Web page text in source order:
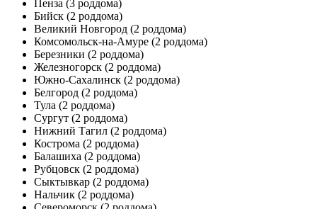
Пенза (3 роддома)
Бийск (2 роддома)
Великий Новгород (2 роддома)
Комсомольск-на-Амуре (2 роддома)
Березники (2 роддома)
Железногорск (2 роддома)
Южно-Сахалинск (2 роддома)
Белгород (2 роддома)
Тула (2 роддома)
Сургут (2 роддома)
Нижний Тагил (2 роддома)
Кострома (2 роддома)
Балашиха (2 роддома)
Рубцовск (2 роддома)
Сыктывкар (2 роддома)
Нальчик (2 роддома)